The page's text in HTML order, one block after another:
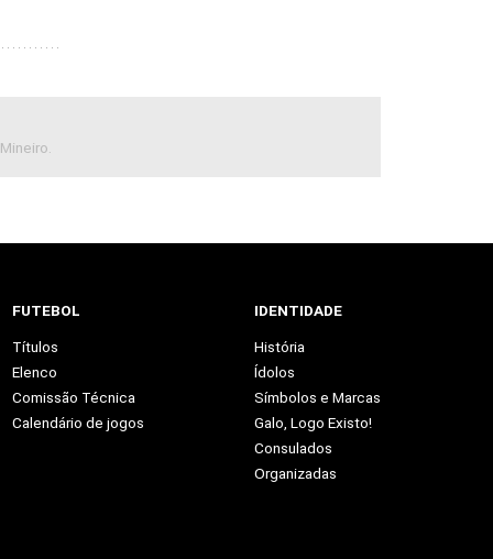
FUTEBOL
Títulos
Elenco
Comissão Técnica
Calendário de jogos
IDENTIDADE
História
Ídolos
Símbolos e Marcas
Galo, Logo Existo!
Consulados
Organizadas